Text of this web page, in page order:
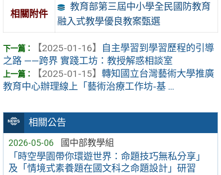
相關公告
2026-05-06 國中部教學組
「時空學園帶你環遊世界：命題技巧無私分享」
及「情境式素養題在國文科之命題設計」研習
相關附件
教育部第三屆中小學全民國防教育
融入式教學優良教案甄選
【2025-01-16】
自主學習到學習歷程的引導
之路 ——跨界 實踐工坊：教授解惑相談室
【2025-01-15】 轉知國立台灣藝術大學推廣
教育中心辦理線上「藝術治療工作坊-基 ...